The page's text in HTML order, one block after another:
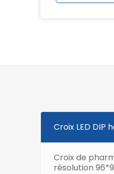
Croix LED DIP
Croix de
résolution